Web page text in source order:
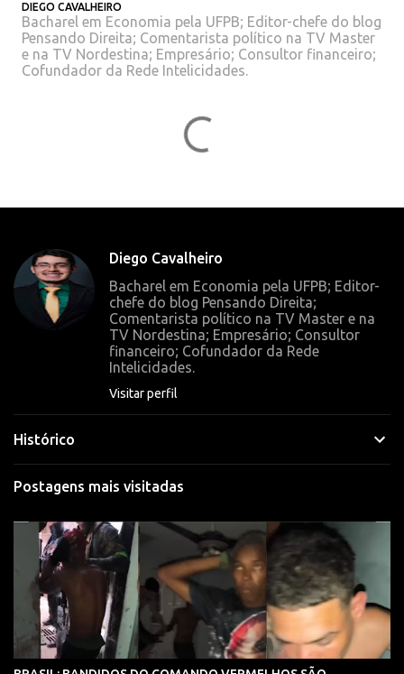
DIEGO CAVALHEIRO
Bacharel em Economia pela UFPB; Editor-chefe do blog
Pensando Direita; Comentarista político na TV Master
e na TV Nordestina; Empresário; Consultor financeiro;
Cofundador da Rede Intelicidades.
á
Diego Cavalheiro
Bacharel em Economia pela UFPB; Editor-
chefe do blog Pensando Direita;
Comentarista político na TV Master e na
TV Nordestina; Empresário; Consultor
financeiro; Cofundador da Rede
Intelicidades.
Visitar perfil
Histórico
Postagens mais visitadas